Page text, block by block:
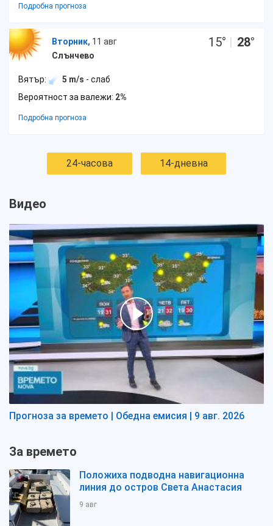
Подробна прогноза
Вторник, 11 авг
Слънчево
15° | 28°
Вятър: 5 m/s - слаб
Вероятност за валежи: 2%
Подробна прогноза
24-часова 14-дневна
Видео
Прогноза за времето | Обедна емисия | 9 авг. 2026
За времето
Положиха подводна навигационна
линия до остров Света Анастасия
9 авг